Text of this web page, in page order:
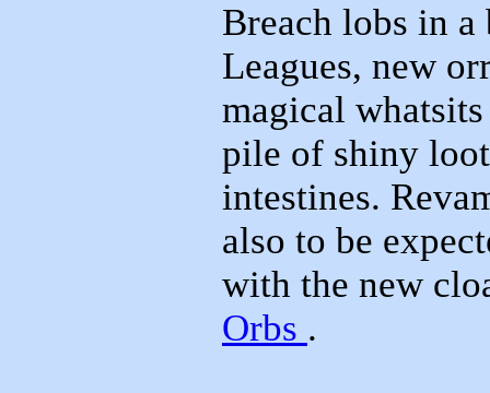
Breach lobs in
Leagues, new
magical
pile of shiny
intestines.
also to be
with the new
Orbs .